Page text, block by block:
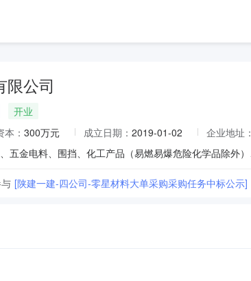
限公司
开业
： 300万元 成立日期： 2019-01-02 企业地址：
[陕建一建-四公司-零星材料大单采购采购任务中标公示]